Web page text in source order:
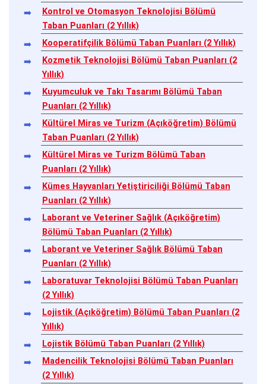
Kontrol ve Otomasyon Teknolojisi Bölümü
Taban Puanları (2 Yıllık)
Kooperatifçilik Bölümü Taban Puanları (2 Yıllık)
Kozmetik Teknolojisi Bölümü Taban Puanları (2
Yıllık)
Kuyumculuk ve Takı Tasarımı Bölümü Taban
Puanları (2 Yıllık)
Kültürel Miras ve Turizm (Açıköğretim) Bölümü
Taban Puanları (2 Yıllık)
Kültürel Miras ve Turizm Bölümü Taban
Puanları (2 Yıllık)
Kümes Hayvanları Yetiştiriciliği Bölümü Taban
Puanları (2 Yıllık)
Laborant ve Veteriner Sağlık (Açıköğretim)
Bölümü Taban Puanları (2 Yıllık)
Laborant ve Veteriner Sağlık Bölümü Taban
Puanları (2 Yıllık)
Laboratuvar Teknolojisi Bölümü Taban Puanları
(2 Yıllık)
Lojistik (Açıköğretim) Bölümü Taban Puanları (2
Yıllık)
Lojistik Bölümü Taban Puanları (2 Yıllık)
Madencilik Teknolojisi Bölümü Taban Puanları
(2 Yıllık)